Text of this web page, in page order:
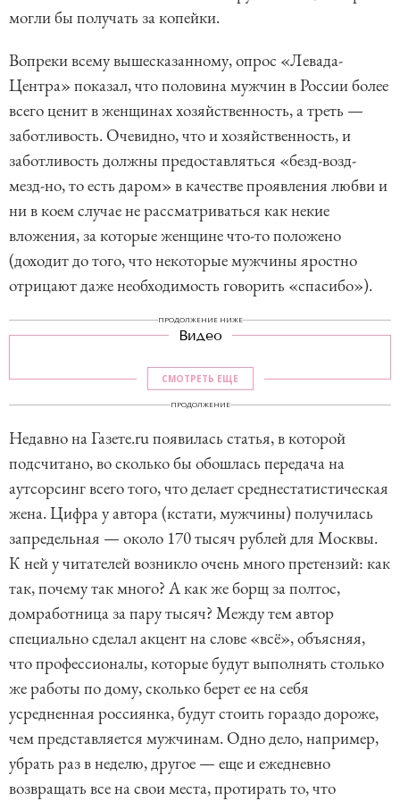
могли бы получать за копейки.
Вопреки всему вышесказанному, опрос «Левада-
Центра» показал, что половина мужчин в России более
всего ценит в женщинах хозяйственность, а треть —
заботливость. Очевидно, что и хозяйственность, и
заботливость должны предоставляться «безд-возд-
мезд-но, то есть даром» в качестве проявления любви и
ни в коем случае не рассматриваться как некие
вложения, за которые женщине что-то положено
(доходит до того, что некоторые мужчины яростно
отрицают даже необходимость говорить «спасибо»).
ПРОДОЛЖЕНИЕ НИЖЕ
Видео
СМОТРЕТЬ ЕЩЕ
ПРОДОЛЖЕНИЕ
Недавно на Газете.ru появилась статья, в которой
подсчитано, во сколько бы обошлась передача на
аутсорсинг всего того, что делает среднестатистическая
жена. Цифра у автора (кстати, мужчины) получилась
запредельная — около 170 тысяч рублей для Москвы.
К ней у читателей возникло очень много претензий: как
так, почему так много? А как же борщ за полтос,
домработница за пару тысяч? Между тем автор
специально сделал акцент на слове «всё», объясняя,
что профессионалы, которые будут выполнять столько
же работы по дому, сколько берет ее на себя
усредненная россиянка, будут стоить гораздо дороже,
чем представляется мужчинам. Одно дело, например,
убрать раз в неделю, другое — еще и ежедневно
возвращать все на свои места, протирать то, что